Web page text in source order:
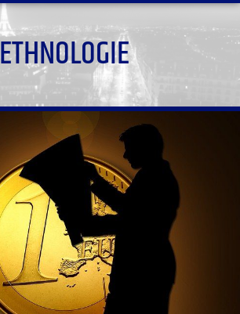
ETHNOLOGIE